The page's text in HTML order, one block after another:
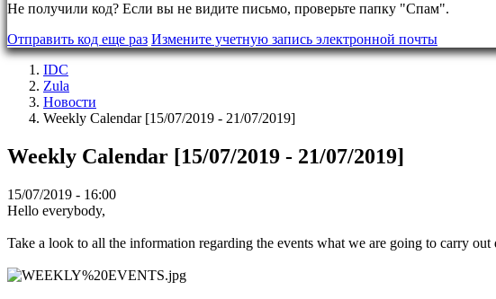
учетная
Регистрация
Войти
Забыли
пароль?
Изменить
AR
BS
DA
DE
EL
Не получили код? Если вы не видите письмо, проверьте папку "Спам".
Отправить код еще раз Измените учетную запись электронной почты
IDC
Zula
Hовости
Weekly Calendar [15/07/2019 - 21/07/2019]
Weekly Calendar [15/07/2019 - 21/07/2019]
15/07/2019 - 16:00
Hello everybody,
Take a look to all the information regarding the events what we are going to carry out